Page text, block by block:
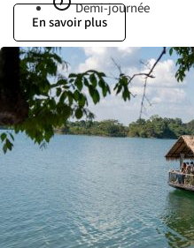
Demi-journée
En savoir plus